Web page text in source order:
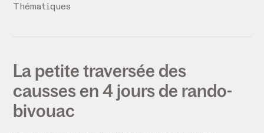
Thématiques
La petite traversée des
causses en 4 jours de rando-
bivouac